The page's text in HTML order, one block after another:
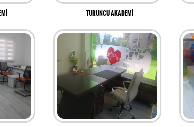
TURUNCU AKADEMİ